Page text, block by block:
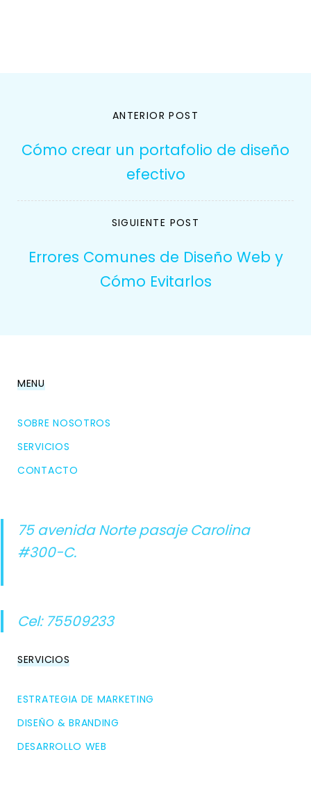
Navegación
de
ANTERIOR POST
Cómo crear un portafolio de diseño
efectivo
SIGUIENTE POST
Errores Comunes de Diseño Web y
Cómo Evitarlos
MENU
SOBRE NOSOTROS
SERVICIOS
CONTACTO
75 avenida Norte pasaje Carolina
#300-C.
Cel: 75509233
SERVICIOS
ESTRATEGIA DE MARKETING
DISEÑO & BRANDING
DESARROLLO WEB